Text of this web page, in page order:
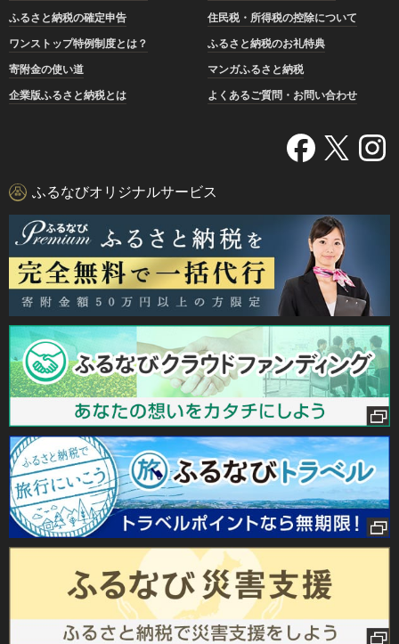
ふるさと納税の確定申告
住民税・所得税の控除について
ワンストップ特例制度とは？
ふるさと納税のお礼特典
寄附金の使い道
マンガふるさと納税
企業版ふるさと納税とは
よくあるご質問・お問い合わせ
ふるなびオリジナルサービス